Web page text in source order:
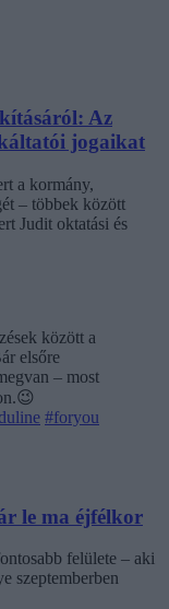
Az
jogaikat
a kormány,
– többek között
Judit oktatási és
között a
elsőre
– most
#foryou
le ma éjfélkor
felülete – aki
szeptemberben